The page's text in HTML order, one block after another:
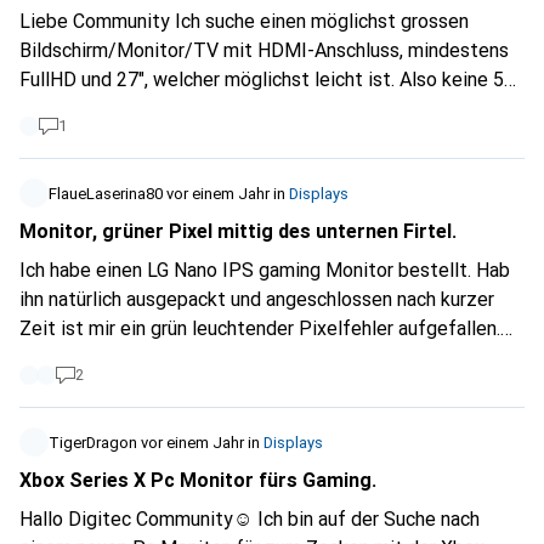
Liebe Community Ich suche einen möglichst grossen
Bildschirm/Monitor/TV mit HDMI-Anschluss, mindestens
FullHD und 27", welcher möglichst leicht ist. Also keine 5kg
Vorschläge!
1
FlaueLaserina80 vor einem Jahrin Displays
Monitor, grüner Pixel mittig des unternen Firtel.
Ich habe einen LG Nano IPS gaming Monitor bestellt. Hab
ihn natürlich ausgepackt und angeschlossen nach kurzer
Zeit ist mir ein grün leuchtender Pixelfehler aufgefallen.
Sonntags) und am kommenden Werktag wird er versendet.
Meine Frage ist wie wird damit umgegangen? Der
Pixelfehler ist für mich sehr störend und ich habe bis her
keine Berührungspunkte mit galaxus. Mir ist klar das ein
schon Sorgen dass ich ggfl auf einen " Kaputten" Monitor
2
TigerDragon vor einem Jahrin Displays
Xbox Series X Pc Monitor fürs Gaming.
Hallo Digitec Community☺️ Ich bin auf der Suche nach